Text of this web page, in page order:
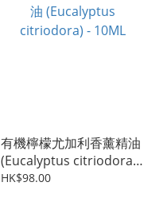
有機檸檬尤加利香薰精油
(Eucalyptus citriodora) -
10ML
HK$98.00